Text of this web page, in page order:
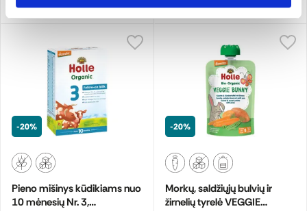
-20%
Pieno mišinys kūdikiams nuo
10 mėnesių Nr. 3,
-20%
Morkų, saldžiųjų bulvių ir
žirnelių tyrelė VEGGIE